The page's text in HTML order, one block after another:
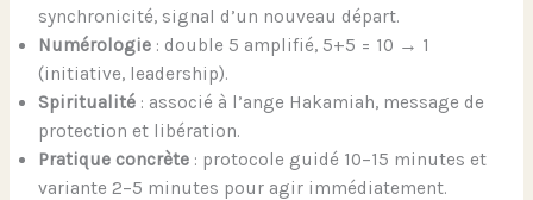
synchronicité, signal d’un nouveau départ.
Numérologie : double 5 amplifié, 5+5 = 10 → 1
(initiative, leadership).
Spiritualité : associé à l’ange Hakamiah, message de
protection et libération.
Pratique concrète : protocole guidé 10–15 minutes et
variante 2–5 minutes pour agir immédiatement.